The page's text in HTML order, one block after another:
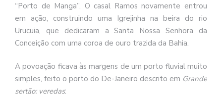
“Porto de Manga”. O casal Ramos novamente entrou
em ação, construindo uma Igrejinha na beira do rio
Urucuia, que dedicaram a Santa Nossa Senhora da
Conceição com uma coroa de ouro trazida da Bahia.
A povoação ficava às margens de um porto fluvial muito
simples, feito o porto do De-Janeiro descrito em Grande
sertão: veredas: